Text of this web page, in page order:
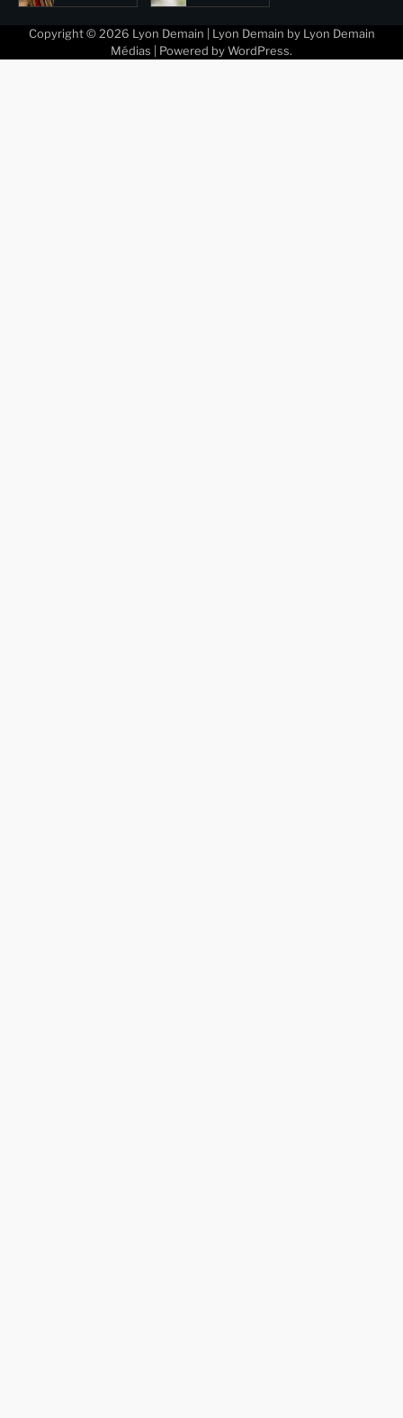
Copyright © 2026 Lyon Demain | Lyon Demain by Lyon Demain
Médias | Powered by WordPress.